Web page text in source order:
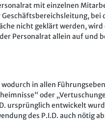
mit einzelnen
bei
nicht geklärt werden, wird
Personalrat allein auf und
in allen
oder
ursprünglich entwickelt
des P.I.D. auch nötig